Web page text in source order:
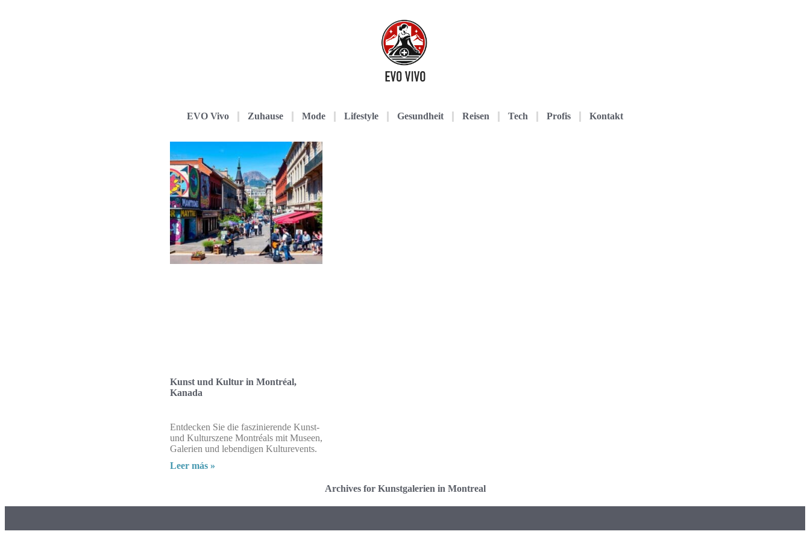
EVO Vivo Zuhause Mode Lifestyle Gesundheit Reisen Tech Profis Kontakt
Kunst und Kultur in Montréal,
Kanada
Entdecken Sie die faszinierende Kunst-
und Kulturszene Montréals mit Museen,
Galerien und lebendigen Kulturevents.
Leer más »
Archives for Kunstgalerien in Montreal